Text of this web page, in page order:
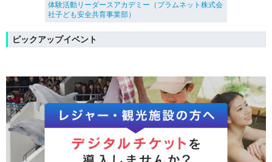
体験活動リーダースアカデミー（プラムネット株式会
社子ども安全共育事業部）
ピックアップイベント